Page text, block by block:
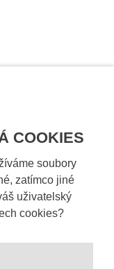
COOKIES
soubory
zatímco jiné
uživatelský
cookies?